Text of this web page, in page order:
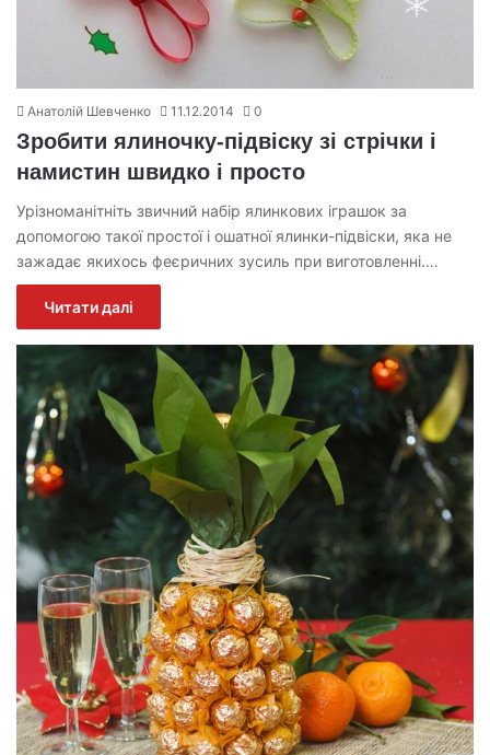
Анатолій Шевченко 11.12.2014 0
Зробити ялиночку-підвіску зі стрічки і
намистин швидко і просто
Урізноманітніть звичний набір ялинкових іграшок за
допомогою такої простої і ошатної ялинки-підвіски, яка не
зажадає якихось феєричних зусиль при виготовленні.…
Читати далі